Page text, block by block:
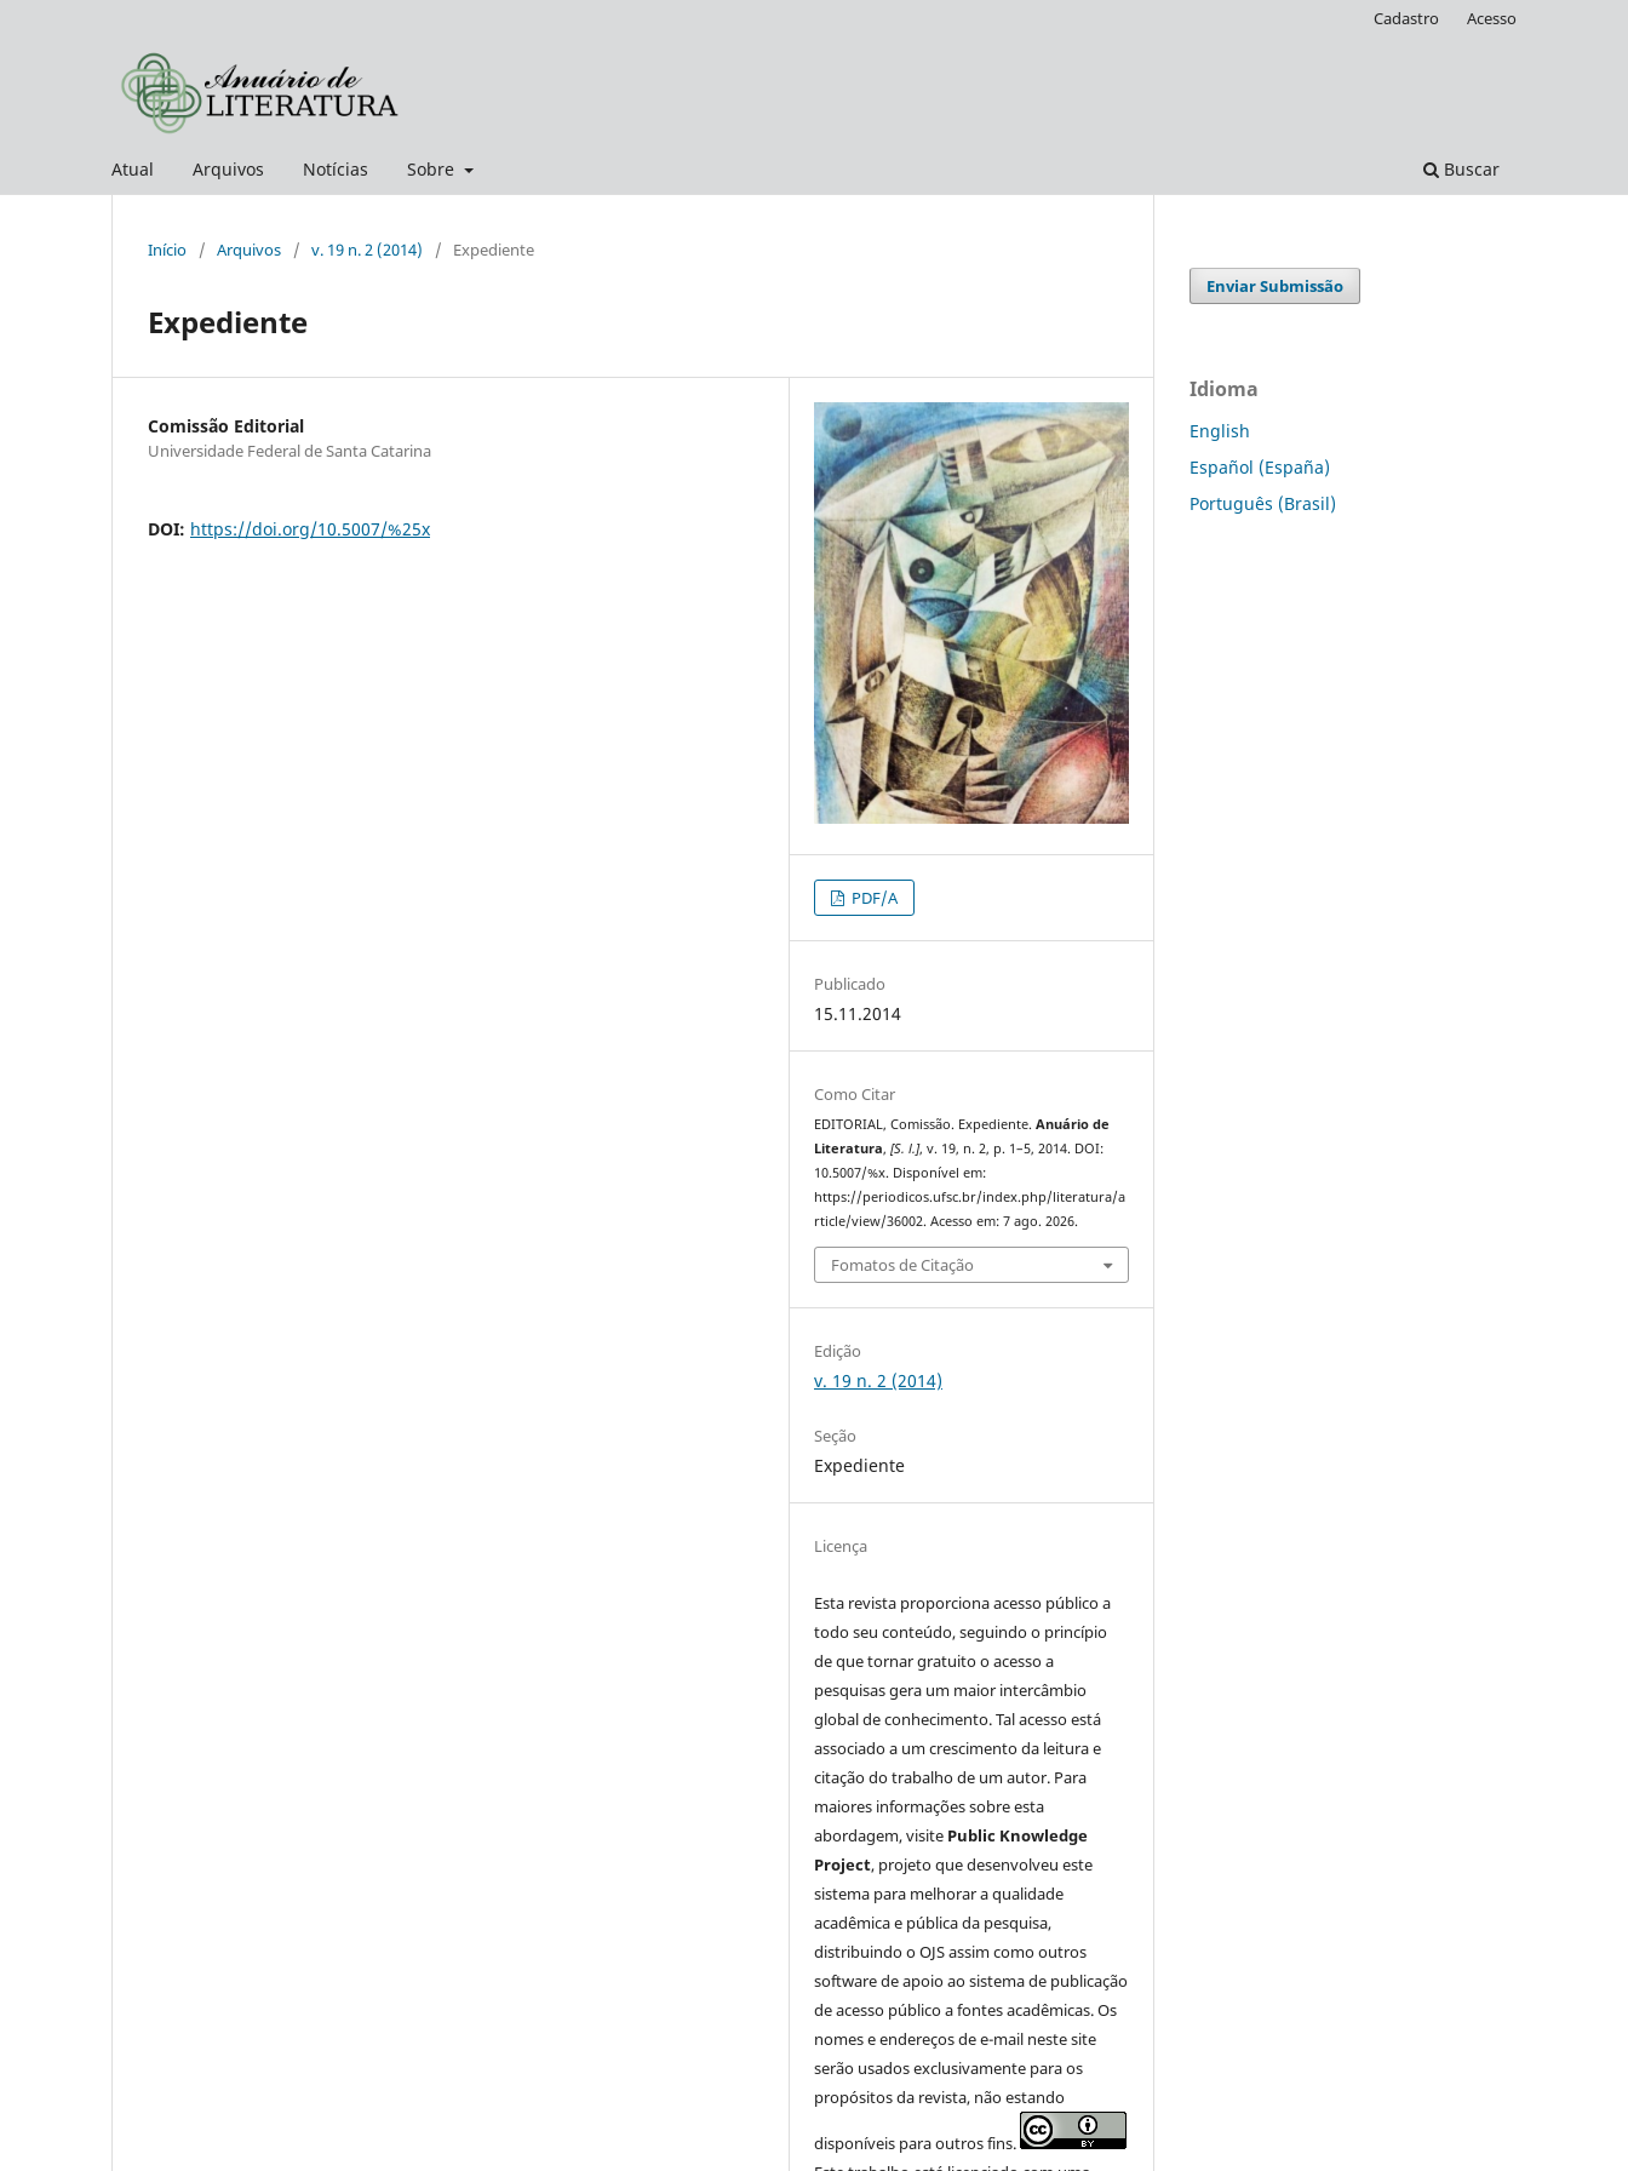
Atual Arquivos Notícias Sobre Buscar
Cadastro Acesso
Início / Arquivos / v. 19 n. 2 (2014) / Expediente
Expediente
Comissão Editorial
Universidade Federal de Santa Catarina
DOI: https://doi.org/10.5007/%25x
PDF/A
Publicado
15.11.2014
Como Citar
EDITORIAL, Comissão. Expediente.Anuário de
Literatura,[S. l.], v. 19, n. 2, p. 1–5, 2014. DOI:
10.5007/%x. Disponível em:
https://periodicos.ufsc.br/index.php/literatura/a
rticle/view/36002. Acesso em: 7 ago. 2026.
Fomatos de Citação
Edição
v. 19 n. 2 (2014)
Seção
Expediente
Licença
Esta revista proporciona acesso público a
todo seu conteúdo, seguindo o princípio
de que tornar gratuito o acesso a
pesquisas gera um maior intercâmbio
global de conhecimento. Tal acesso está
associado a um crescimento da leitura e
citação do trabalho de um autor. Para
maiores informações sobre esta
abordagem, visite Public Knowledge
Project, projeto que desenvolveu este
sistema para melhorar a qualidade
acadêmica e pública da pesquisa,
distribuindo o OJS assim como outros
software de apoio ao sistema de publicação
de acesso público a fontes acadêmicas. Os
nomes e endereços de e-mail neste site
serão usados exclusivamente para os
propósitos da revista, não estando
disponíveis para outros fins.
Enviar Submissão
Idioma
English
Español (España)
Português (Brasil)